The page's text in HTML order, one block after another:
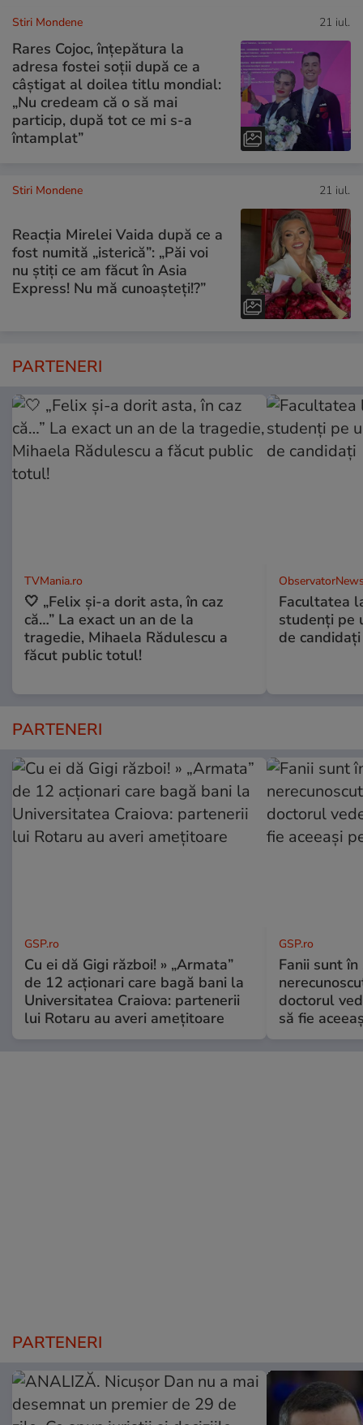
Stiri Mondene 21 iul.
Rares Cojoc, înțepătura la
adresa fostei soții după ce a
câștigat al doilea titlu mondial:
„Nu credeam că o să mai
particip, după tot ce mi s-a
întamplat”
Stiri Mondene 21 iul.
Reacția Mirelei Vaida după ce a
fost numită „isterică”: „Păi voi
nu știți ce am făcut în Asia
Express! Nu mă cunoașteți!?”
PARTENERI
TVMania.ro
🤍 „Felix și-a dorit asta, în caz
că…” La exact un an de la
tragedie, Mihaela Rădulescu a
făcut public totul!
Facultatea
studenţi pe
de candidaţi
PARTENERI
GSP.ro
Cu ei dă Gigi război! » „Armata”
de 12 acționari care bagă bani la
Universitatea Craiova: partenerii
lui Rotaru au averi amețitoare
GSP.ro
Fanii sunt în
doctorul
să fie
PARTENERI